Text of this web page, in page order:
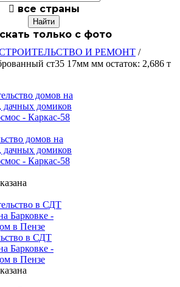
 все страны
только с фото
И РЕМОНТ /
ст35 17мм мм остаток: 2,686 т
домов на
дачных домиков
- Каркас-58
в СДТ
Барковке -
в Пензе